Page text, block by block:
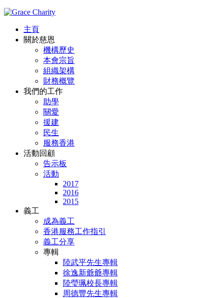
主頁
關於慈恩
機構歷史
本會宗旨
組織架構
財務概覽
我們的工作
助學
關愛
援建
民生
服務香港
活動回顧
告示板
活動
2017
2016
2015
義工
成為義工
香港服務工作指引
義工分享
專輯
陸武平先生專輯
徐逸新爺爺專輯
陸瑩珮校長專輯
周德豐先生專輯